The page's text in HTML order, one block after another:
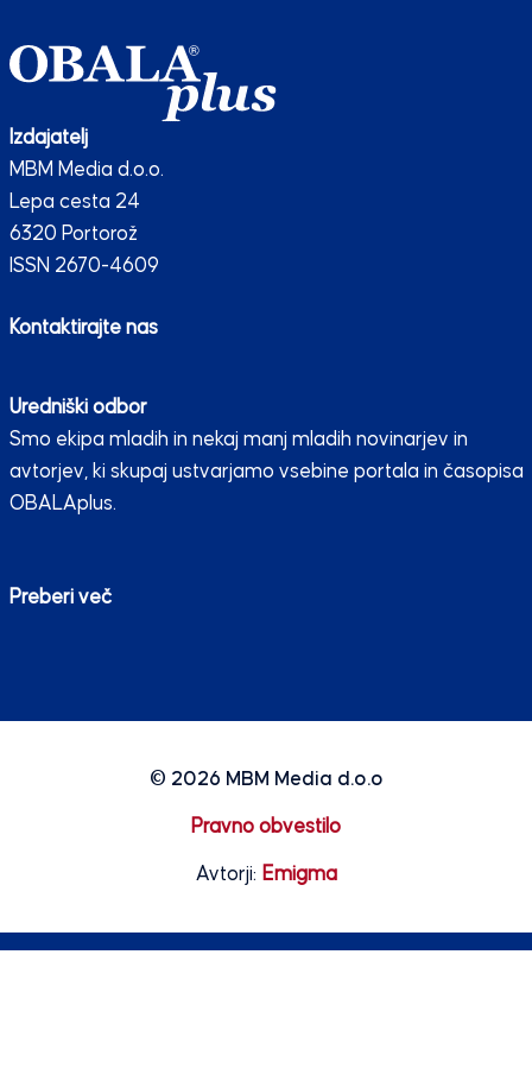
Izdajatelj
MBM Media d.o.o.
Lepa cesta 24
6320 Portorož
ISSN 2670-4609
Kontaktirajte nas
Uredniški odbor
Smo ekipa mladih in nekaj manj mladih novinarjev in
avtorjev, ki skupaj ustvarjamo vsebine portala in časopisa
OBALAplus.
Preberi več
© 2026 MBM Media d.o.o
Pravno obvestilo
Avtorji: Emigma